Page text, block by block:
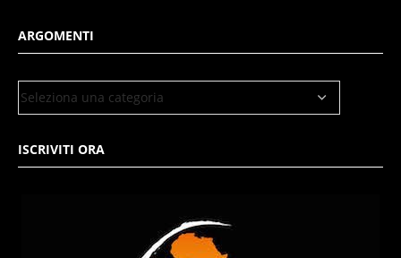
ARGOMENTI
ISCRIVITI ORA